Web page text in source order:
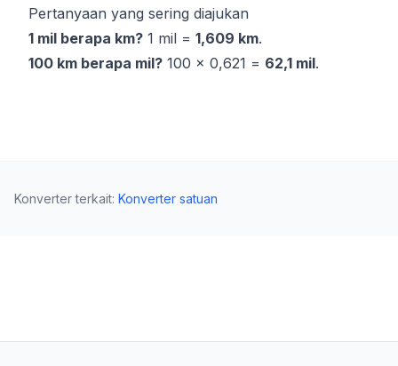
Pertanyaan yang sering diajukan
1 mil berapa km? 1 mil = 1,609 km.
100 km berapa mil? 100 × 0,621 = 62,1 mil.
Konverter terkait: Konverter satuan